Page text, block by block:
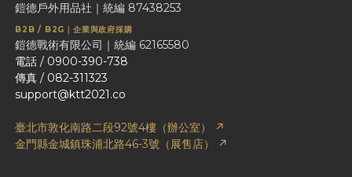
鎧德戶外用品社｜統編 87438253
B2B / B2G｜企業與政府採購
鎧德戰術有限公司｜統編 62165580
電話 / 0900-390-738
傳真 / 082-311323
support@ktt2021.co
臺北市敦化南路二段92號4樓（辦公室） ↗
金門縣金城鎮珠浦北路46-3號（展售店） ↗